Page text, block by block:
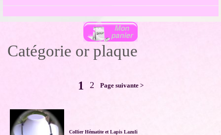
Catégorie or plaque
1 2 Page suivante >
Collier Hématite et Lapis Lazuli